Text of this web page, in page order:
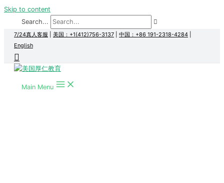
Skip to content
Search...
7/24真人客服 美国：+1(412)756-3137 中国：+86 191-2318-4284
English
Main Menu